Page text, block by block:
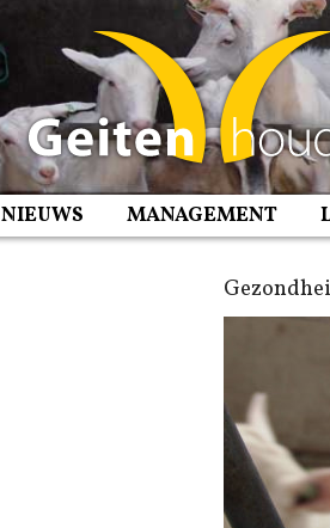
NIEUWS MANAGEMENT